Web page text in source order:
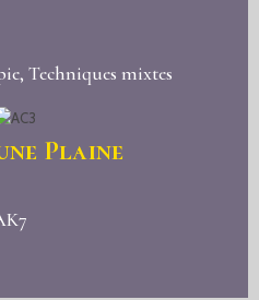
Techniques mixtes
Plaine